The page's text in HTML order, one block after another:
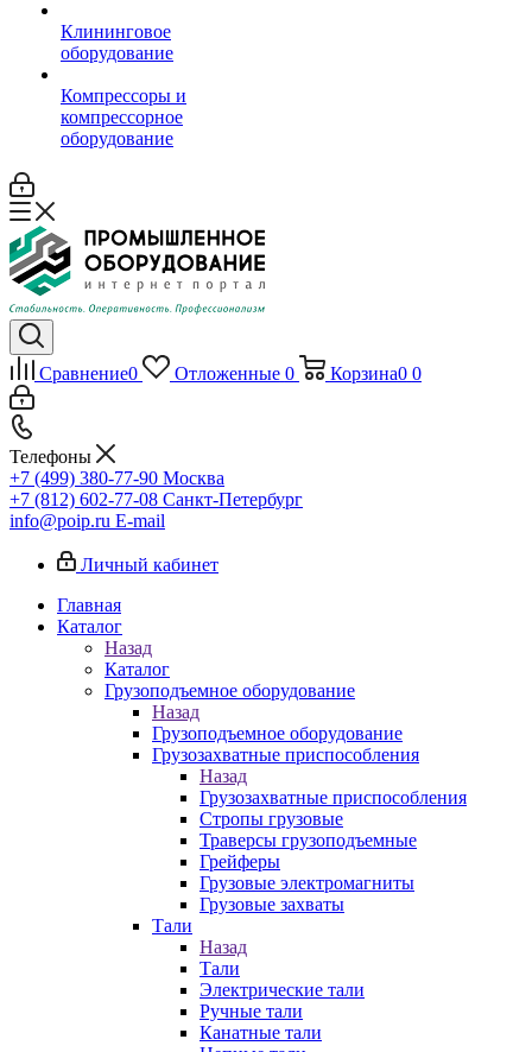
Клининговое
оборудование
Компрессоры и
компрессорное
оборудование
Сравнение0 Отложенные 0 Корзина0 0
Телефоны
+7 (499) 380-77-90 Москва
+7 (812) 602-77-08 Санкт-Петербург
info@poip.ru E-mail
Личный кабинет
Главная
Каталог
Назад
Каталог
Грузоподъемное оборудование
Назад
Грузоподъемное оборудование
Грузозахватные приспособления
Назад
Грузозахватные приспособления
Стропы грузовые
Траверсы грузоподъемные
Грейферы
Грузовые электромагниты
Грузовые захваты
Тали
Назад
Тали
Электрические тали
Ручные тали
Канатные тали